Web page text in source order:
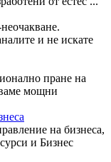
и не искате
пране на
мощни
на бизнеса,
и Бизнес